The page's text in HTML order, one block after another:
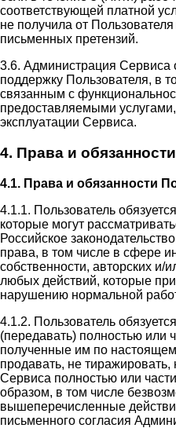
соответствующей платной
не получила от
письменных претензий.
3.6. Администрация Сервиса
поддержку Пользователя, в
связанным с
предоставляемыми
эксплуатации Сервиса.
4. Права и
4.1. Права и обязанности
4.1.1. Пользователь
которые могут
Российское
права, в том числе в сфере
собственности, авторских
любых действий, которые
нарушению нормальной
4.1.2. Пользователь
(передавать) полностью или
полученные им по
продавать, не
Сервиса полностью или
образом, в том числе
вышеперечисленные
письменного согласия